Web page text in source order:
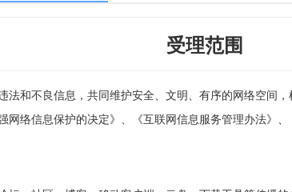
受理范围
法和不良信息，共同维护安全、文明、有序的网络空间
网络信息保护的决定》、《互联网信息服务管理办法》